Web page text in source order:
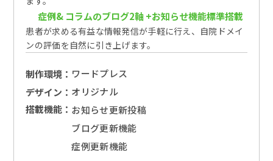
症例& コラムのブログ2軸 +お知らせ機能標準搭載
患者が求める有益な情報発信が手軽に行え、自院ドメイ
ンの評価を自然に引き上げます。
制作環境： ワードプレス
デザイン： オリジナル
搭載機能： お知らせ更新投稿
ブログ更新機能
症例更新機能